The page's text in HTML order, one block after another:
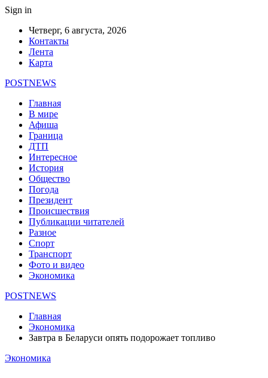
Sign in
Четверг, 6 августа, 2026
Контакты
Лента
Карта
POSTNEWS
Главная
В мире
Афиша
Граница
ДТП
Интересное
История
Общество
Погода
Президент
Происшествия
Публикации читателей
Разное
Спорт
Транспорт
Фото и видео
Экономика
POSTNEWS
Главная
Экономика
Завтра в Беларуси опять подорожает топливо
Экономика